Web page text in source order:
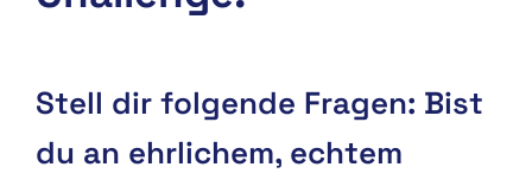
Stell dir folgende Fragen: Bist
du an ehrlichem, echtem